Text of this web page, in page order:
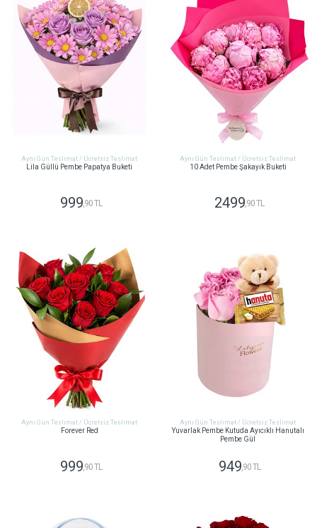
Aynı Gün Teslimat / Ücretsiz Teslimat
Lila Güllü Pembe Papatya Buketi
999,90 TL
Aynı Gün Teslimat / Ücretsiz Teslimat
10 Adet Pembe Şakayık Buketi
2499,90 TL
Aynı Gün Teslimat / Ücretsiz Teslimat
Forever Red
999,90 TL
Aynı Gün Teslimat / Ücretsiz Teslimat
Yuvarlak Pembe Kutuda Ayıcıklı Hanutalı
Pembe Gül
949,90 TL